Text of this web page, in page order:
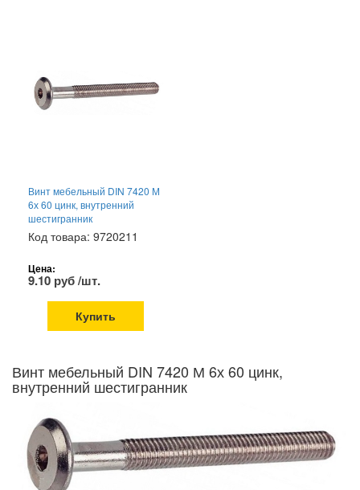
Винт мебельный DIN 7420 М
6х 60 цинк, внутренний
шестигранник
Код товара: 9720211
Цена:
9.10 руб /шт.
Купить
Винт мебельный DIN 7420 М 6х 60 цинк,
внутренний шестигранник